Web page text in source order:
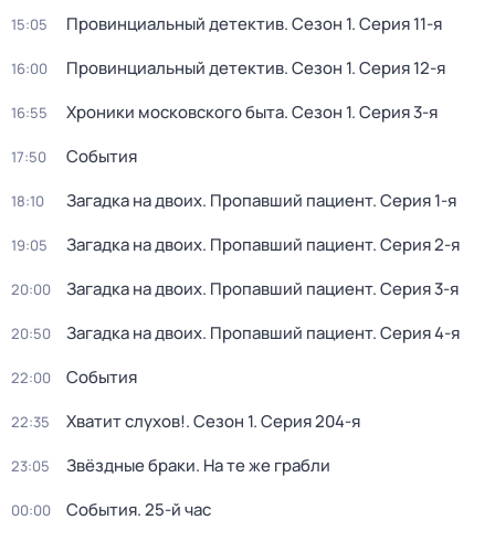
15:05 Провинциальный детектив. Сезон 1. Серия 11-я
16:00 Провинциальный детектив. Сезон 1. Серия 12-я
16:55 Хроники московского быта. Сезон 1. Серия 3-я
17:50 События
18:10 Загадка на двоих. Пропавший пациент. Серия 1-я
19:05 Загадка на двоих. Пропавший пациент. Серия 2-я
20:00 Загадка на двоих. Пропавший пациент. Серия 3-я
20:50 Загадка на двоих. Пропавший пациент. Серия 4-я
22:00 События
22:35 Хватит слухов!. Сезон 1. Серия 204-я
23:05 Звёздные браки. На те же грабли
00:00 События. 25-й час